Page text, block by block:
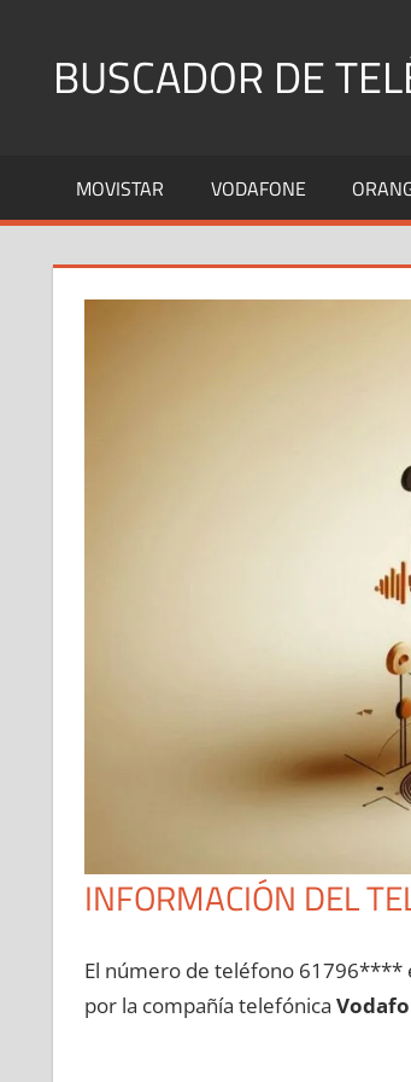
contenidoBUSCADOR DE
Fijos
y
MOVISTAR VODAFONE
INFORMACIÓN DEL
El número dе teléfono 61796****
pοr la compañía telefónica